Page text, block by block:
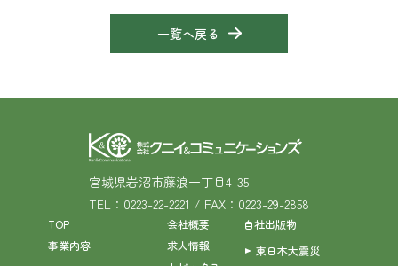
一覧へ戻る
宮城県岩沼市藤浪一丁目4-35
TEL：0223-22-2221 / FAX：0223-29-2858
TOP
事業内容
会社概要
求人情報
自社出版物
東日本大震災